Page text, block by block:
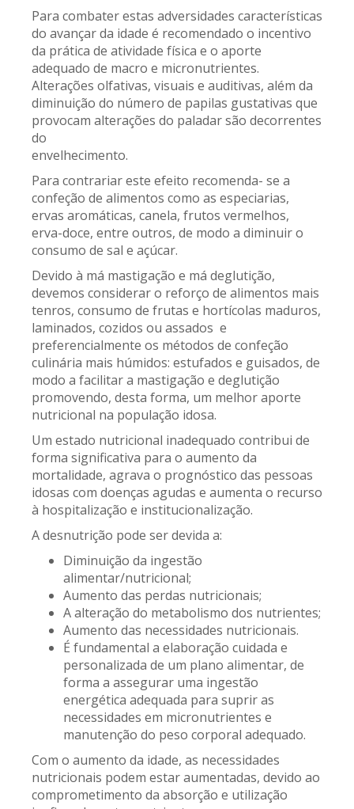
Para combater estas adversidades características
do avançar da idade é recomendado o incentivo
da prática de atividade física e o aporte
adequado de macro e micronutrientes.
Alterações olfativas, visuais e auditivas, além da
diminuição do número de papilas gustativas que
provocam alterações do paladar são decorrentes
do
envelhecimento.
Para contrariar este efeito recomenda- se a
confeção de alimentos como as especiarias,
ervas aromáticas, canela, frutos vermelhos,
erva-doce, entre outros, de modo a diminuir o
consumo de sal e açúcar.
Devido à má mastigação e má deglutição,
devemos considerar o reforço de alimentos mais
tenros, consumo de frutas e hortícolas maduros,
laminados, cozidos ou assados e
preferencialmente os métodos de confeção
culinária mais húmidos: estufados e guisados, de
modo a facilitar a mastigação e deglutição
promovendo, desta forma, um melhor aporte
nutricional na população idosa.
Um estado nutricional inadequado contribui de
forma significativa para o aumento da
mortalidade, agrava o prognóstico das pessoas
idosas com doenças agudas e aumenta o recurso
à hospitalização e institucionalização.
A desnutrição pode ser devida a:
Diminuição da ingestão
alimentar/nutricional;
Aumento das perdas nutricionais;
A alteração do metabolismo dos nutrientes;
Aumento das necessidades nutricionais.
É fundamental a elaboração cuidada e
personalizada de um plano alimentar, de
forma a assegurar uma ingestão
energética adequada para suprir as
necessidades em micronutrientes e
manutenção do peso corporal adequado.
Com o aumento da idade, as necessidades
nutricionais podem estar aumentadas, devido ao
comprometimento da absorção e utilização